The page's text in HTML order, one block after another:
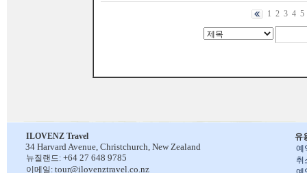
1 2 3 4 5
유
예
취
ILOVENZ Travel
34 Harvard Avenue, Christchurch, New Zealand
뉴질랜드: +64 27 648 9785
이메일: tour@ilovenztravel.co.nz